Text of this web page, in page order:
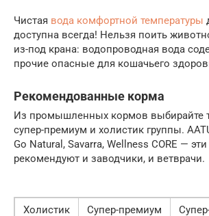
Чистая вода комфортной температуры
доступна всегда! Нельзя поить
из-под крана: водопроводная вода
прочие опасные для кошачьего
Рекомендованные корма
Из промышленных кормов выбирайте
супер-премиум и холистик группы.
Go Natural, Savarra, Wellness CORE —
рекомендуют и заводчики, и ветврачи.
Холистик Супер-премиум